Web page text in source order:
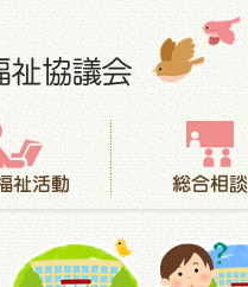
総合相談